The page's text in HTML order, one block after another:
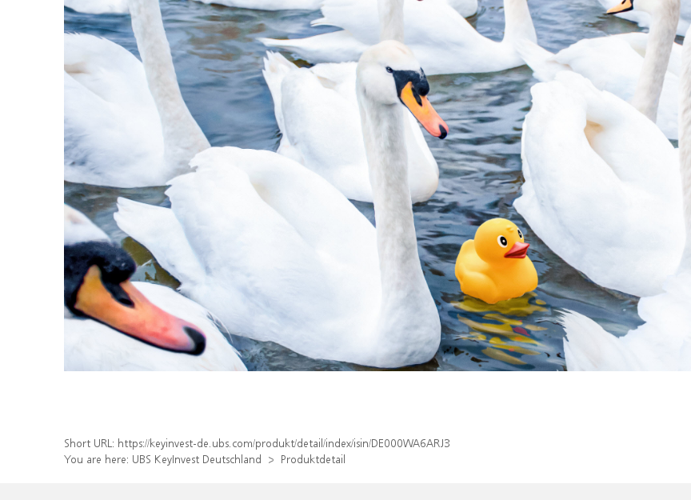
Short URL: https://keyinvest-de.ubs.com/produkt/detail/index/isin/DE000WA6ARJ3
You are here: UBS KeyInvest Deutschland Produktdetail